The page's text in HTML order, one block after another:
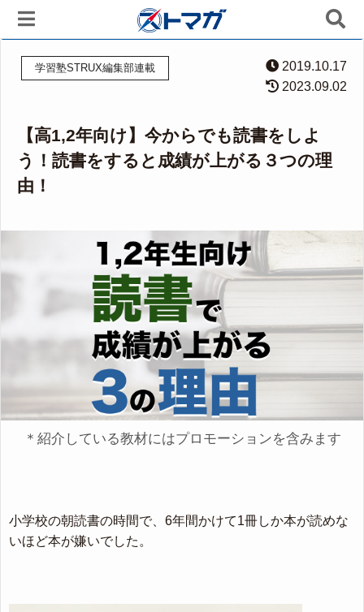
学習塾STRUX編集部連載
2019.10.17
2023.09.02
【高1,2年向け】今からでも読書をしよ
う！読書をすると成績が上がる３つの理
由！
＊紹介している教材にはプロモーションを含みます
小学校の朝読書の時間で、6年間かけて1冊しか本が読めな
いほど本が嫌いでした。